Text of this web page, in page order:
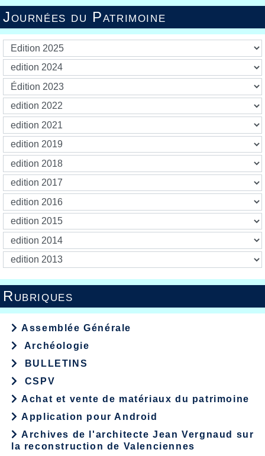
Journées du Patrimoine
Rubriques
Assemblée Générale
Archéologie
BULLETINS
CSPV
Achat et vente de matériaux du patrimoine
Application pour Android
Archives de l'architecte Jean Vergnaud sur
la reconstruction de Valenciennes